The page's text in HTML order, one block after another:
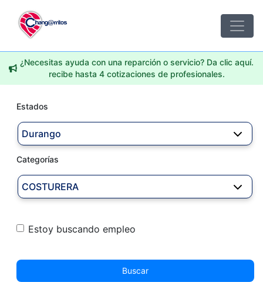
¿Necesitas ayuda con una reparción o servicio? Da clic aquí.
recibe hasta 4 cotizaciones de profesionales.
Estados
Durango
Categorías
COSTURERA
Estoy buscando empleo
Buscar